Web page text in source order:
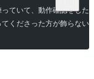
ていて、動作確認をした
くださった方が飾らな